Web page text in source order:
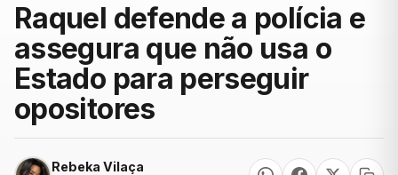
Raquel defende a polícia e
assegura que não usa o
Estado para perseguir
opositores
Rebeka Vilaça